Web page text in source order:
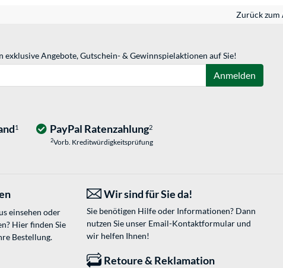
Zurück zum
Angebote, Gutschein- & Gewinnspielaktionen auf Sie!
Anmelden
1 PayPal Ratenzahlung2
2Vorb. Kreditwürdigkeitsprüfung
einsehen oder
Hier finden Sie
Bestellung.
Wir sind für Sie da!
Sie benötigen Hilfe oder Informationen? Dann
nutzen Sie unser Email-Kontaktformularund
wir helfen Ihnen!
Retoure & Reklamation